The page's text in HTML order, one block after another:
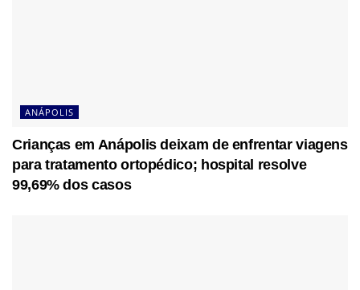
ANÁPOLIS
Crianças em Anápolis deixam de enfrentar viagens
para tratamento ortopédico; hospital resolve
99,69% dos casos